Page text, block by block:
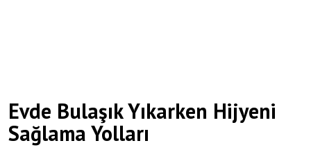
Evde Bulaşık Yıkarken Hijyeni
Sağlama Yolları